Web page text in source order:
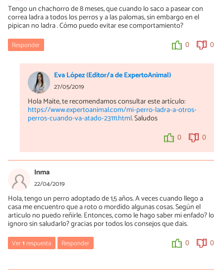
Tengo un chachorro de 8 meses, que cuando lo saco a pasear con
correa ladra a todos los perros y a las palomas, sin embargo en el
pipican no ladra . Cómo puedo evitar ese comportamiento?
Responder 0 0
Eva López (Editor/a de ExpertoAnimal)
27/05/2019
Hola Maite, te recomendamos consultar este artículo:
https://www.expertoanimal.com/mi-perro-ladra-a-otros-
perros-cuando-va-atado-23111.html. Saludos
0 0
Inma
22/04/2019
Hola, tengo un perro adoptado de 1,5 años. A veces cuando llego a
casa me encuentro que a roto o mordido algunas cosas. Según el
articulo no puedo reñirle. Entonces, como le hago saber mi enfado? lo
ignoro sin saludarlo? gracias por todos los consejos que dais.
Ver1respuesta Responder 0 0